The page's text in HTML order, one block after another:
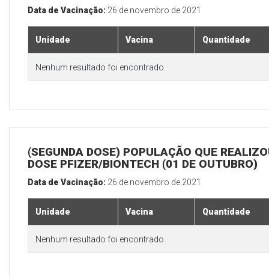
Data de Vacinação: 26 de novembro de 2021
Unidade Vacina Quantidade
Nenhum resultado foi encontrado.
(SEGUNDA DOSE) POPULAÇÃO QUE
DOSE PFIZER/BIONTECH (01 DE OUTUBRO)
Data de Vacinação: 26 de novembro de 2021
Unidade Vacina Quantidade
Nenhum resultado foi encontrado.